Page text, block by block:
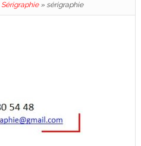
Sérigraphie» sérigraphie